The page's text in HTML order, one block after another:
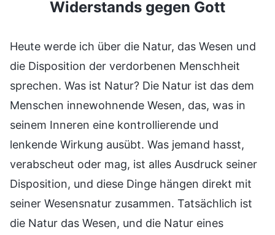
Widerstands gegen Gott
Heute werde ich über die Natur, das Wesen und
die Disposition der verdorbenen Menschheit
sprechen. Was ist Natur? Die Natur ist das dem
Menschen innewohnende Wesen, das, was in
seinem Inneren eine kontrollierende und
lenkende Wirkung ausübt. Was jemand hasst,
verabscheut oder mag, ist alles Ausdruck seiner
Disposition, und diese Dinge hängen direkt mit
seiner Wesensnatur zusammen. Tatsächlich ist
die Natur das Wesen, und die Natur eines